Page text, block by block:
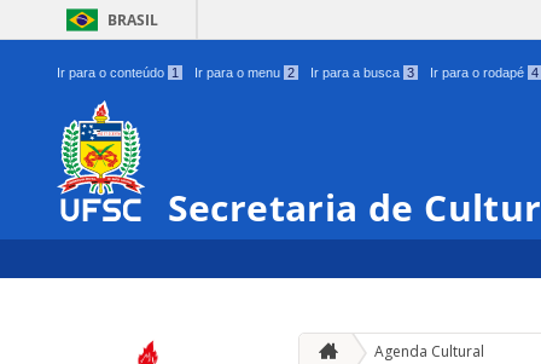
BRASIL
Ir para o conteúdo 1 Ir para o menu 2 Ir para a busca 3 Ir para o rodapé 4
Secretaria de
Agenda Cultural